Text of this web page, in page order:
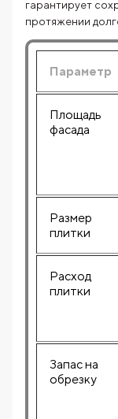
гарантирует
протяжении
Параметр
Площадь
фасада
Размер
плитки
Расход
плитки
Запас на
обрезку